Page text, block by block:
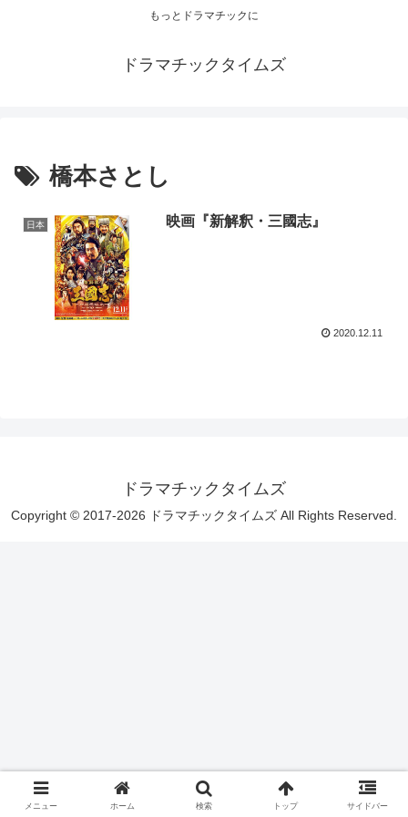
もっとドラマチックに
ドラマチックタイムズ
橋本さとし
日本 映画『新解釈・三國志』
2020.12.11
ドラマチックタイムズ
Copyright © 2017-2026 ドラマチックタイムズ All Rights Reserved.
メニュー ホーム 検索 トップ サイドバー